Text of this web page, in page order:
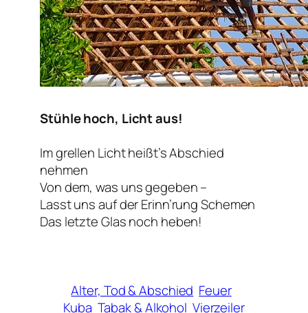
Stühle hoch, Licht aus!
Im grellen Licht heißt’s Abschied
nehmen
Von dem, was uns gegeben –
Lasst uns auf der Erinn’rung Schemen
Das letzte Glas noch heben!
Alter, Tod & Abschied Feuer
Kuba Tabak & Alkohol Vierzeiler